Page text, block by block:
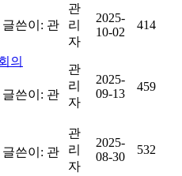
글쓴이: 관
관
리
자
2025-
10-02
414
의
글쓴이: 관
관
리
자
2025-
09-13
459
글쓴이: 관
관
리
자
2025-
08-30
532